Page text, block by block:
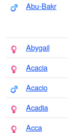
Abu-Bakr
Abygail
Acacia
Acacio
Acadia
Acca